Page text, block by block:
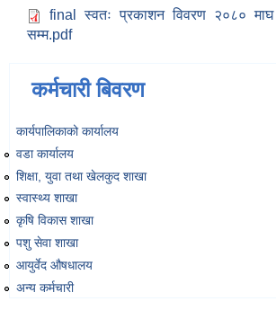
final स्वतः प्रकाशन विवरण २०८०
सम्म.pdf
कर्मचारी बिवरण
कार्यपालिकाको कार्यालय
वडा कार्यालय
शिक्षा, युवा तथा खेलकुद शाखा
स्वास्थ्य शाखा
कृषि विकास शाखा
पशु सेवा शाखा
आयुर्वेद औषधालय
अन्य कर्मचारी